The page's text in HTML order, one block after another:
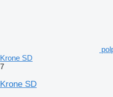
Krone SD
7
Krone SD